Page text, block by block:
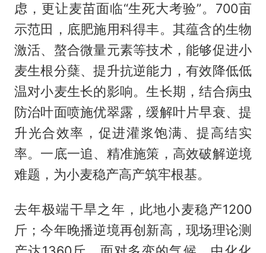
虑，更让麦苗面临“生死大考验”。700亩
示范田，底肥施用科得丰。其蕴含的生物
激活、螯合微量元素等技术，能够促进小
麦生根分蘖、提升抗逆能力，有效降低低
温对小麦生长的影响。生长期，结合病虫
防治叶面喷施优翠露，缓解叶片早衰、提
升光合效率，促进灌浆饱满、提高结实
率。一底一追、精准施策，高效破解逆境
难题，为小麦稳产高产筑牢根基。
去年极端干旱之年，此地小麦稳产1200
斤；今年晚播逆境再创新高，现场理论测